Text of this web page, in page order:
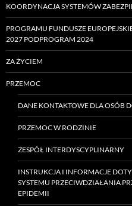
KOORDYNACJA SYSTEMÓW
PROGRAMU FUNDUSZE
2027 PODPROGRAM 2024
ZA ŻYCIEM
PRZEMOC
DANE KONTAKTOWE DLA OSÓB
PRZEMOC W RODZINIE
ZESPÓŁ INTERDYSCYPLINARNY
INSTRUKCJA I INFORMACJE
SYSTEMU PRZECIWDZIAŁANIA
EPIDEMII